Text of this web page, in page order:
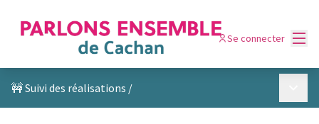
Se connecter
🚧 Suivi des réalisations /